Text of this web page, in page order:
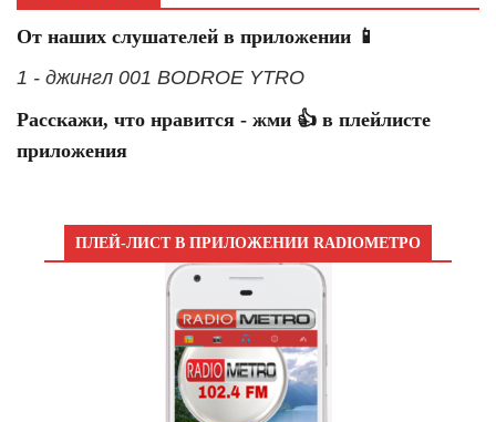
От наших слушателей в приложении 📱
1 - джингл 001 BODROE YTRO
Расскажи, что нравится - жми 👍 в плейлисте
приложения
ПЛЕЙ-ЛИСТ В ПРИЛОЖЕНИИ RADIOМЕТРО